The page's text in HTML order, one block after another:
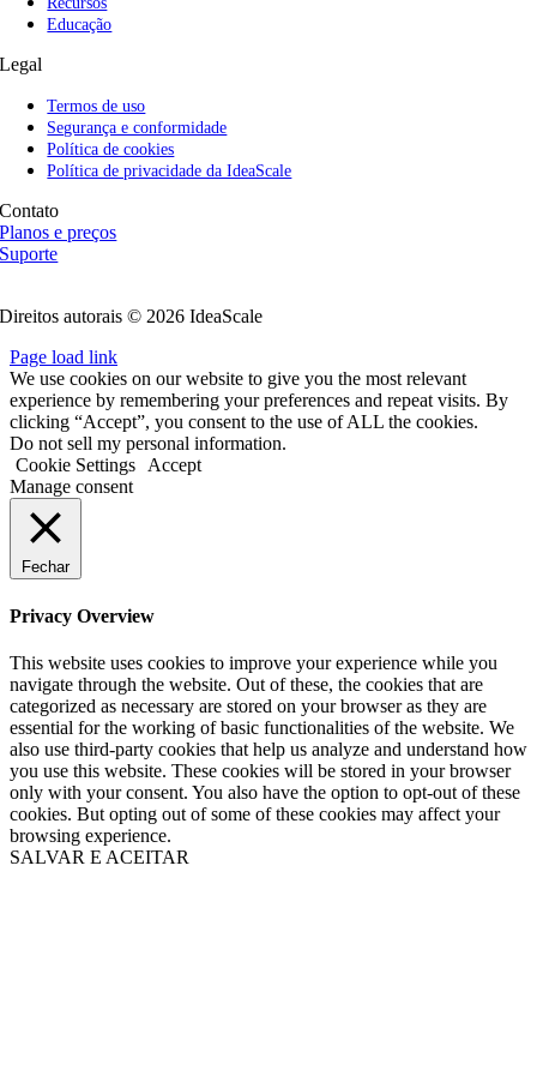
Educação
Legal
Termos de uso
Segurança e conformidade
Política de cookies
Política de privacidade da IdeaScale
Contato
Planos e preços
Suporte
Direitos autorais © 2026 IdeaScale
Page load link
We use cookies on our website to give you the most relevant
experience by remembering your preferences and repeat visits. By
clicking “Accept”, you consent to the use of ALL the cookies.
Do not sell my personal information.
Cookie Settings Accept
Manage consent
Fechar
Privacy Overview
This website uses cookies to improve your experience while you
navigate through the website. Out of these, the cookies that are
categorized as necessary are stored on your browser as they are
essential for the working of basic functionalities of the website. We
also use third-party cookies that help us analyze and understand how
you use this website. These cookies will be stored in your browser
only with your consent. You also have the option to opt-out of these
cookies. But opting out of some of these cookies may affect your
browsing experience.
SALVAR E ACEITAR